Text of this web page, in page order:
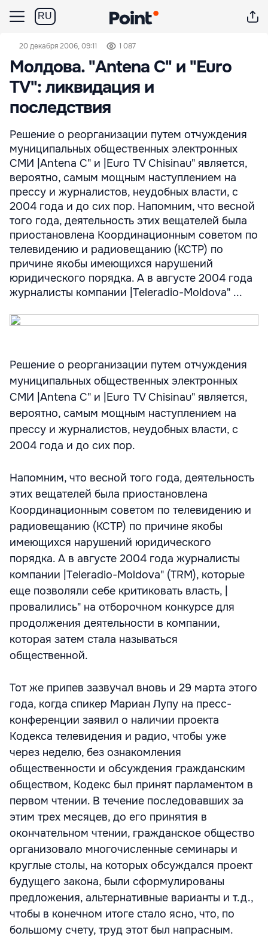
RU
20 декабря 2006, 09:11 1 087
Молдова. "Antena C" и "Euro
TV": ликвидация и
последствия
Решение о реорганизации путем отчуждения
муниципальных общественных электронных
СМИ |Antena C" и |Euro TV Chisinau" является,
вероятно, самым мощным наступлением на
прессу и журналистов, неудобных власти, с
2004 года и до сих пор. Напомним, что весной
того года, деятельность этих вещателей была
приостановлена Координационным советом по
телевидению и радиовещанию (КСТР) по
причине якобы имеющихся нарушений
юридического порядка. А в августе 2004 года
журналисты компании |Teleradio-Moldova" ...
Решение о реорганизации путем отчуждения
муниципальных общественных электронных
СМИ |Antena C" и |Euro TV Chisinau" является,
вероятно, самым мощным наступлением на
прессу и журналистов, неудобных власти, с
2004 года и до сих пор.
Напомним, что весной того года, деятельность
этих вещателей была приостановлена
Координационным советом по телевидению и
радиовещанию (КСТР) по причине якобы
имеющихся нарушений юридического
порядка. А в августе 2004 года журналисты
компании |Teleradio-Moldova" (TRM), которые
еще позволяли себе критиковать власть, |
провалились" на отборочном конкурсе для
продолжения деятельности в компании,
которая затем стала называться
общественной.
Тот же припев зазвучал вновь и 29 марта этого
года, когда спикер Мариан Лупу на пресс-
конференции заявил о наличии проекта
Кодекса телевидения и радио, чтобы уже
через неделю, без ознакомления
общественности и обсуждения гражданским
обществом, Кодекс был принят парламентом в
первом чтении. В течение последовавших за
этим трех месяцев, до его принятия в
окончательном чтении, гражданское общество
организовало многочисленные семинары и
круглые столы, на которых обсуждался проект
будущего закона, были сформулированы
предложения, альтернативные варианты и т.д.,
чтобы в конечном итоге стало ясно, что, по
большому счету, труд этот был напрасным.